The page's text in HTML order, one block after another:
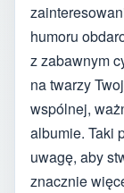
humoru
z zabawnym
na twarzy
wspólnej,
albumie. Taki
uwagę, aby
znacznie